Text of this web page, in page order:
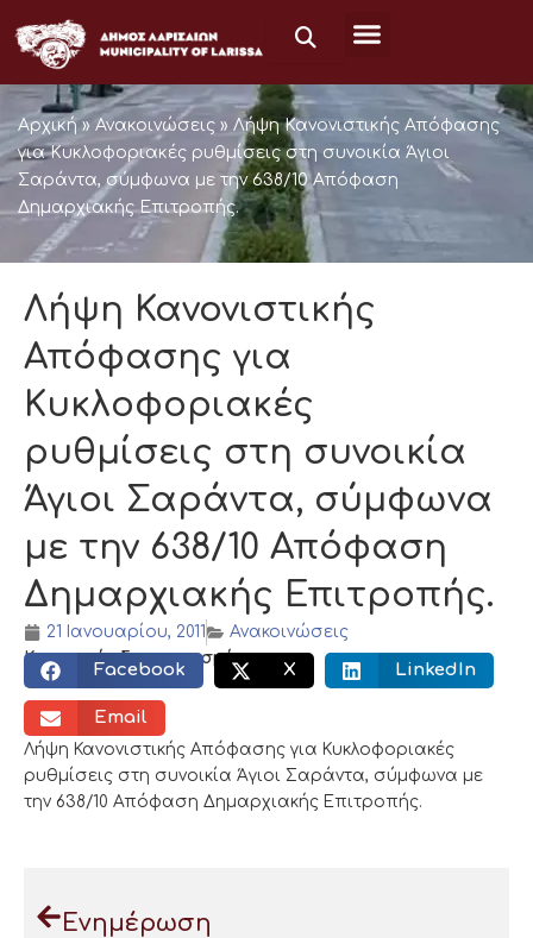
στο
περιεχόμενο
Αρχική » Ανακοινώσεις » Λήψη Κανονιστικής Απόφασης
για Κυκλοφοριακές ρυθμίσεις στη συνοικία Άγιοι
Σαράντα, σύμφωνα με την 638/10 Απόφαση
Δημαρχιακής Επιτροπής.
Λήψη Κανονιστικής
Απόφασης για
Κυκλοφοριακές
ρυθμίσεις στη συνοικία
Άγιοι Σαράντα, σύμφωνα
με την 638/10 Απόφαση
Δημαρχιακής Επιτροπής.
21 Ιανουαρίου, 2011
Ανακοινώσεις
Κοινωνικός διαμοιρασμός:
Facebook X LinkedIn
Email
Λήψη Κανονιστικής Απόφασης για Κυκλοφοριακές
ρυθμίσεις στη συνοικία Άγιοι Σαράντα, σύμφωνα με
την 638/10 Απόφαση Δημαρχιακής Επιτροπής.
Ενημέρωση